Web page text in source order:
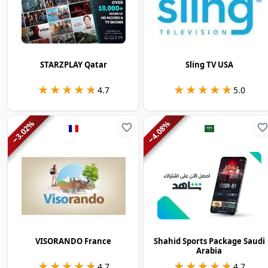
STARZPLAY Qatar
★★★★★
★★★★★ 4.7
Sling TV USA
★★★★★
★★★★★5.0
−
3.02
%
VISORANDO France
−
4.08
%
Shahid Sports Package Saudi
Arabia